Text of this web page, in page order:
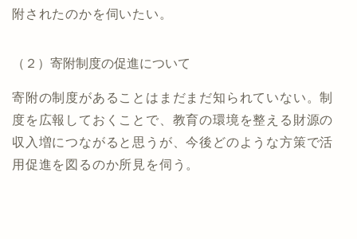
附されたのかを伺いたい。
（２）寄附制度の促進について
寄附の制度があることはまだまだ知られていない。制
度を広報しておくことで、教育の環境を整える財源の
収入増につながると思うが、今後どのような方策で活
用促進を図るのか所見を伺う。